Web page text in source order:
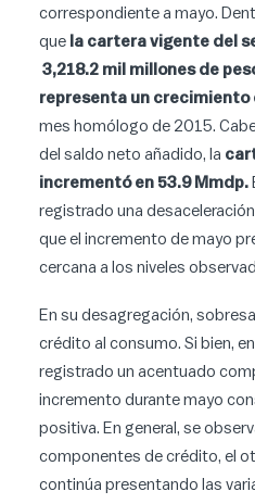
correspondiente a mayo.
que la cartera vigente del
3,218.2 mil millones de
representa un crecimiento
mes homólogo de 2015.
del saldo neto añadido, la
incrementó en 53.9 Mmdp.
registrado una
que el incremento de mayo
cercana a los niveles
En su desagregación,
crédito al consumo. Si bien,
registrado un acentuado
incremento durante mayo
positiva. En general, se
componentes de crédito, el
continúa presentando las